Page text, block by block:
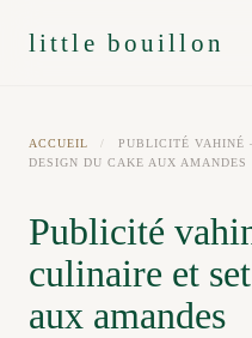
little bouillon
ACCUEIL /
PUBLICITÉ VAHINÉ
DESIGN DU CAKE AUX AMANDES
Publicité
culinaire et
aux amandes